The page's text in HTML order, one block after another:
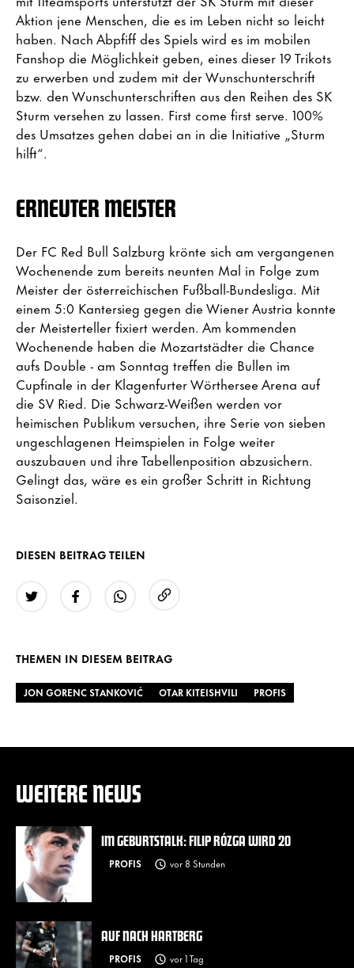
Aktion jene Menschen, die es im Leben nicht so leicht
haben. Nach Abpfiff des Spiels wird es im mobilen
Fanshop die Möglichkeit geben, eines dieser 19 Trikots
zu erwerben und zudem mit der Wunschunterschrift
bzw. den Wunschunterschriften aus den Reihen des SK
Sturm versehen zu lassen. First come first serve. 100%
des Umsatzes gehen dabei an in die Initiative „Sturm
hilft“.
ERNEUTER MEISTER
Der FC Red Bull Salzburg krönte sich am vergangenen
Wochenende zum bereits neunten Mal in Folge zum
Meister der österreichischen Fußball-Bundesliga. Mit
einem 5:0 Kantersieg gegen die Wiener Austria konnte
der Meisterteller fixiert werden. Am kommenden
Wochenende haben die Mozartstädter die Chance
aufs Double - am Sonntag treffen die Bullen im
Cupfinale in der Klagenfurter Wörthersee Arena auf
die SV Ried. Die Schwarz-Weißen werden vor
heimischen Publikum versuchen, ihre Serie von sieben
ungeschlagenen Heimspielen in Folge weiter
auszubauen und ihre Tabellenposition abzusichern.
Gelingt das, wäre es ein großer Schritt in Richtung
Saisonziel.
DIESEN BEITRAG TEILEN
THEMEN IN DIESEM BEITRAG
JON GORENC STANKOVIĆ OTAR KITEISHVILI PROFIS
WEITERE NEWS
IM GEBURTSTALK: FILIP RÓZGA WIRD 20
PROFIS vor 8 Stunden
AUF NACH HARTBERG
PROFIS vor 1 Tag